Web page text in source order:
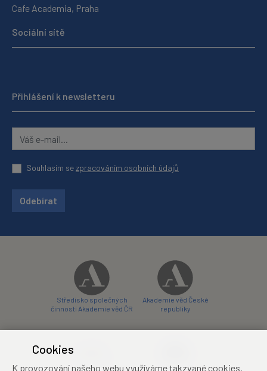
Cafe Academia, Praha
Sociální sítě
Přihlášení k newsletteru
Souhlasím sezpracováním osobních údajů
Odebírat
Středisko společných
činností Akademie věd ČR
Akademie věd České
republiky
Cookies
K provozování našeho webu využíváme takzvané cookies.